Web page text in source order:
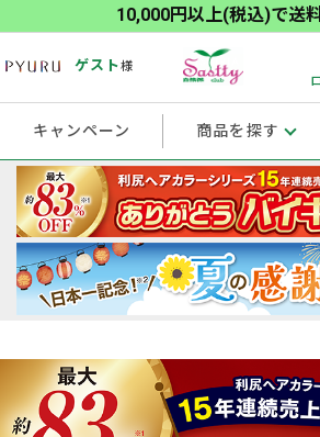
10,000円以上(税込)で送
ゲスト様
キャンペーン 商品を探す